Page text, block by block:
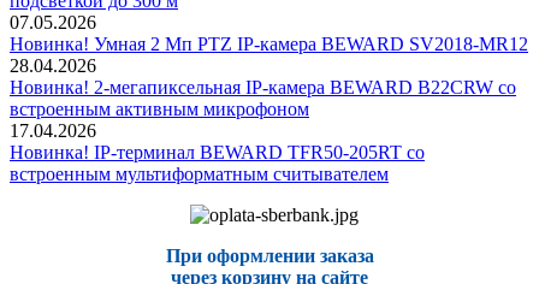
07.05.2026
Новинка! Умная 2 Мп PTZ IP-камера BEWARD SV2018-MR12
28.04.2026
Новинка! 2-мегапиксельная IP-камера BEWARD B22CRW со
встроенным активным микрофоном
17.04.2026
Новинка! IP-терминал BEWARD TFR50-205RT со
встроенным мультиформатным считывателем
При оформлении заказа
через корзину на сайте